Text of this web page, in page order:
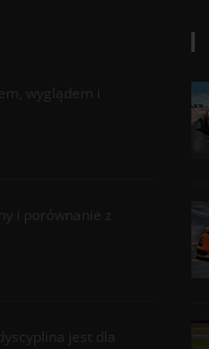
wyglądem i
i porównanie z
jest dla